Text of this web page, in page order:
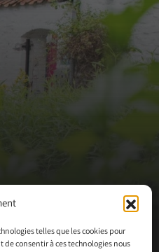
telles que les cookies pour
consentir à ces technologies nous